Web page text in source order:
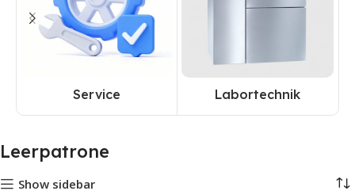
Service Labortechnik
Leerpatrone
Show sidebar